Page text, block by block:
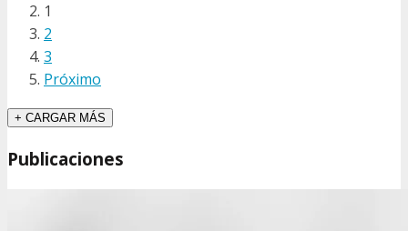
1
2
3
Próximo
+ CARGAR MÁS
Publicaciones